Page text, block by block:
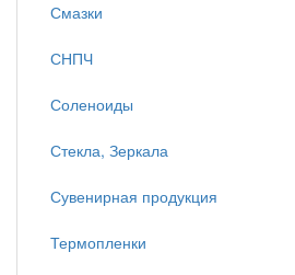
Смазки
СНПЧ
Соленоиды
Стекла, Зеркала
Сувенирная продукция
Термопленки